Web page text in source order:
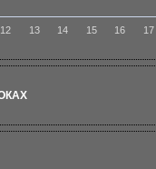
12 13 14 15 16 17